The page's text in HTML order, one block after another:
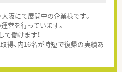
阪にて展開中の企業様です。
営を行っています。
働けます！
得、内16名が時短で復帰の実績あ